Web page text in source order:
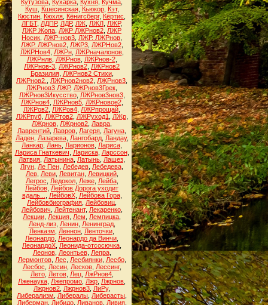
Кутузова Кухарка Кухня Кучма
Куш
Кшесинская, Кьюкор, Кэт,
Кюстин Кюхля Кёнигсберг, Кёртис
ЛГБТ, ЛДПР, ЛДР, ЛЖ ЛЖЛ ЛЖР,
ЛЖР Жопа ЛЖР ЛЖРнов2 ЛЖР
Носик ЛЖР-нов3 ЛЖР. ЛЖРнов
ЛЖР. ЛЖРнов2, ЛЖР3, ЛЖРНов2,
ЛЖРНов4, ЛЖРн, ЛЖРначалонов,
ЛЖРнлв, ЛЖРнов, ЛЖРнов-2,
ЛЖРнов-3 ЛЖРнов2 ЛЖРнов2
Бразилия, ЛЖРнов2 Стихи,
ЛЖРнов2.
ЛЖРнов2нов2 ЛЖРнов3
ЛЖРнов3 ЛЖР, ЛЖРнов3Грек
ЛЖРнов3Икусство, ЛЖРнов3нов3,
ЛЖРнов4, ЛЖРнов5, ЛЖРновое2,
ЛЖРов2 ЛЖРов4 ЛЖРпрощай
ЛЖРпуб, ЛЖРтов2, ЛЖРуход1 ЛЖр,
ЛЖрнов ЛЖрнов2 Лавра
Лаврентий Лавров Лагеря Лагуна
Ладен, Лазарева, Лангобард, Ландау,
Ланкар Лань Ларионов Лариса
Лариса Гнаткевич
Лариска, Ларссон,
Латвия Латынина Латынь Лашез
Лгун Ле Пен Лебедев Лебедева
Лев, Леви, Левитан, Левицкий,
Легрос
Ледокол, Леже, Лейба,
Лейбов Лейбов Дорога уходит
вдаль...
ЛейбовХ, Лейбова Гора,
Лейбовбиография Лейбовиц
Лейбович
Лейтенант, Лекаренко,
Лекции Лекция Лем Лемпицка
Ленд-лиз, Ленин, Ленинград,
Ленказм
Леннон Ленточки
Леонардо Леонардо да Винчи
ЛеонардоХ Леонида-отсосючка
Леонов, Леонтьев, Лепра,
Лермонтов, Лес Лесбиянки, Лесбо,
Лесбос
Лесин, Лесков, Лессинг,
Лето, Летов, Лец, ЛжРнов4,
Лженаука Лжепромо Лжр Лжрнов
Лжрнов2 Лжрнов3 ЛиРу,
Либерализм
Либералы Либерасты
Либерман, Либидо, Ливанов, Ливия,